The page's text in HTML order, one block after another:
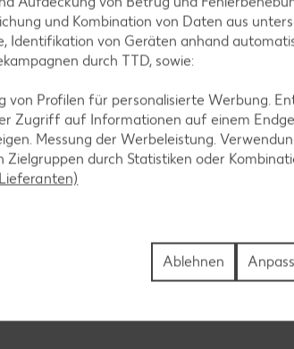
Muffin-Rezepte
Schokokuchen-Rezepte
Torten-Rezepte
und Kombination von Daten aus
Identifikation von Geräten anhand
durch TTD, sowie:
Profilen für personalisierte Werbung.
Zugriff auf Informationen auf einem
Messung der Werbeleistung.
durch Statistiken oder
Ablehnen